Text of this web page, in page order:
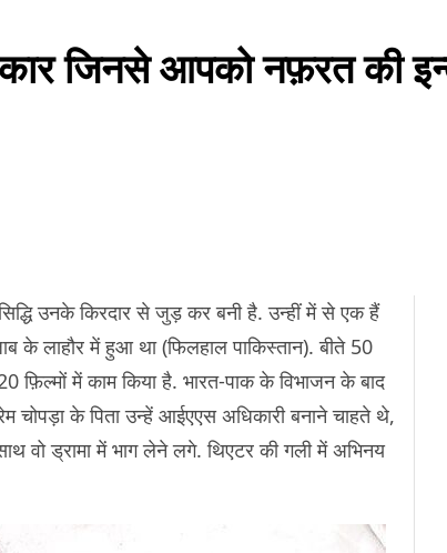
जिनसे आपको नफ़रत की
उनके किरदार से जुड़ कर बनी है. उन्हीं में से एक हैं
के लाहौर में हुआ था (फिलहाल पाकिस्तान). बीते 50
में काम किया है. भारत-पाक के विभाजन के बाद
चोपड़ा के पिता उन्हें आईएएस अधिकारी बनाने चाहते थे,
वो ड्रामा में भाग लेने लगे. थिएटर की गली में अभिनय